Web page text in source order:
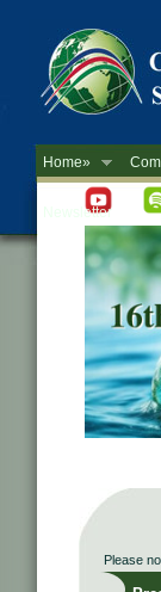
Home»
Newsletter
Please